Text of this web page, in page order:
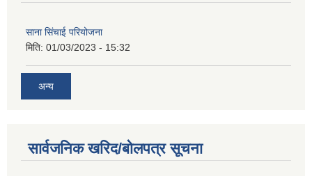
साना सिंचाई परियोजना
मिति: 01/03/2023 - 15:32
अन्य
सार्वजनिक खरिद/बोलपत्र सूचना